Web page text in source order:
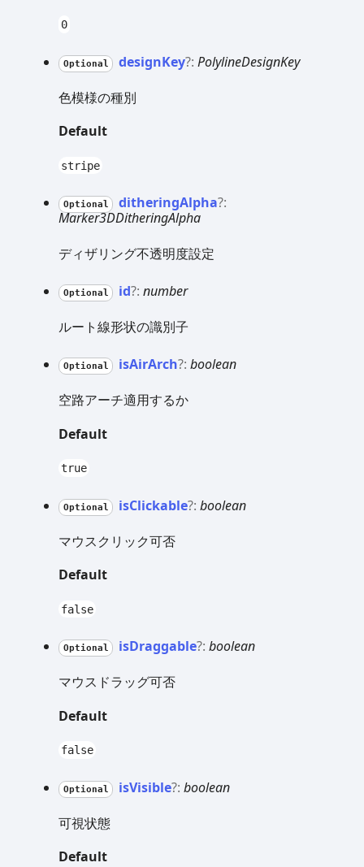
0
Optional designKey?: PolylineDesignKey
色模様の種別
Default
stripe
Optional ditheringAlpha?:
Marker3DDitheringAlpha
ディザリング不透明度設定
Optional id?: number
ルート線形状の識別子
Optional isAirArch?: boolean
空路アーチ適用するか
Default
true
Optional isClickable?: boolean
マウスクリック可否
Default
false
Optional isDraggable?: boolean
マウスドラッグ可否
Default
false
Optional isVisible?: boolean
可視状態
Default